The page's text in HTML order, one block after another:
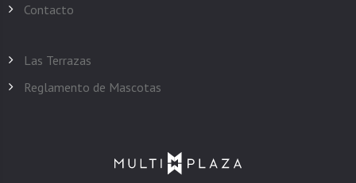
Contacto
Las Terrazas
Reglamento de Mascotas